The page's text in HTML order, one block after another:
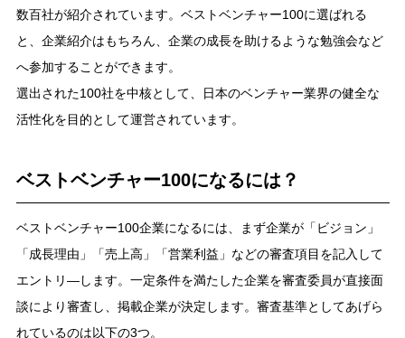
数百社が紹介されています。ベストベンチャー100に選ばれる
と、企業紹介はもちろん、企業の成長を助けるような勉強会など
へ参加することができます。
選出された100社を中核として、日本のベンチャー業界の健全な
活性化を目的として運営されています。
ベストベンチャー100になるには？
ベストベンチャー100企業になるには、まず企業が「ビジョン」
「成長理由」「売上高」「営業利益」などの審査項目を記入して
エントリ―します。一定条件を満たした企業を審査委員が直接面
談により審査し、掲載企業が決定します。審査基準としてあげら
れているのは以下の3つ。